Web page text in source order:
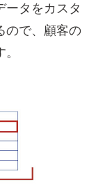
ータをカスタ
ので、顧客の